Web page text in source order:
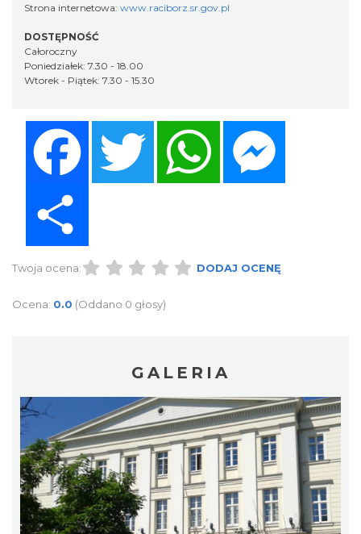
Strona internetowa: www.raciborz.sr.gov.pl
DOSTĘPNOŚĆ
Całoroczny
Poniedziałek: 7.30 - 18.00
Wtorek - Piątek: 7.30 - 15.30
Twitter
Twoja ocena: DODAJ OCENĘ
Ocena: 0.0 (Oddano 0 głosy)
GALERIA